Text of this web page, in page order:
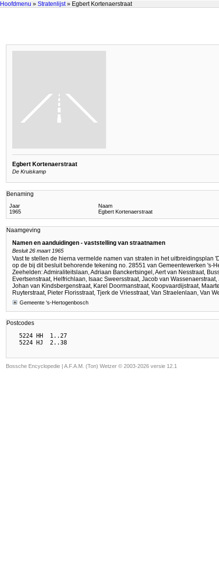
Hoofdmenu » Stratenlijst» Egbert Kortenaerstraat
Egbert Kortenaerstraat
De Kruiskamp
Benaming
Jaar
Naam
1965
Egbert Kortenaerstraat
Naamgeving
Namen en aanduidingen - vaststelling van straatnamen
Besluit 26 maart 1965
Vast te stellen de hierna vermelde namen van straten in het uitbreidingsplan
op de bij dit besluit behorende tekening no. 28551 van Gemeentewerken 's-
Zeehelden: Admiraliteitslaan, Adriaan Banckertsingel, Aert van Nesstraat,
Evertsenstraat, Helfrichlaan, Isaac Sweersstraat, Jacob van
Johan van Kindsbergenstraat, Karel Doormanstraat, Koopvaardijstraat,
Ruyterstraat, Pieter Florisstraat, Tjerk de Vriesstraat, Van Straelenlaan, Van
Gemeente 's-Hertogenbosch
Postcodes
  5224 HH  1..27
Bossche Encyclopedie | A.F.A.M. (Ton) Wetzer © 2003-2026 versie 12.1